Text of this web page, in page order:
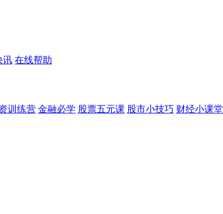
讯 在线帮助
训练营 金融必学 股票五元课 股市小技巧 财经小课堂